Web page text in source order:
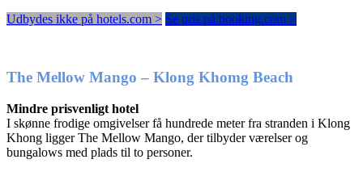
Udbydes ikke på hotels.com > Se pris på booking.com >
The Mellow Mango – Klong Khomg Beach
Mindre prisvenligt hotel
I skønne frodige omgivelser få hundrede meter fra stranden i Klong
Khong ligger The Mellow Mango, der tilbyder værelser og
bungalows med plads til to personer.